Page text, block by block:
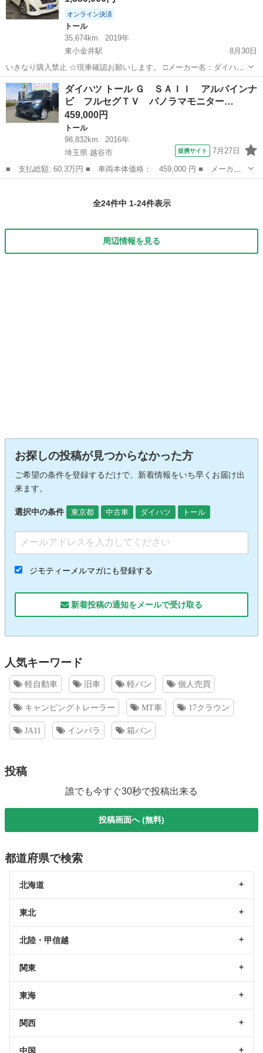
オンライン決済
トール
35,674km
2019年
東小金井駅
8月30日
いきなり購入禁止 ☆現車確認お願いします。 □メーカー名：ダイハツ
□車種名：トール □グレード：カスタムGターボSA3 □年式：H31年式
（R１年） □走行距離：35,674ｋｍ □車検：R8年2月 □...
東京 武蔵野市 東小金井駅
ダイハツ トール Ｇ ＳＡＩＩ アルパインナ
ビ フルセグＴＶ パノラマモニター…
459,000円
トール
98,832km
2016年
埼玉県 越谷市
提携サイト 7月27日
■ 支払総額: 60.3万円 ■ 車両本体価格： 459,000 円 ■ メーカー
名： ダイハツ ■ 車種名： トール ■ グレード名： Ｇ ＳＡＩ
全24件中 1-24件表示
周辺情報を見る
お探しの投稿が見つからなかった方
ご希望の条件を登録するだけで、新着情報をいち早くお届け出
来ます。
選択中の条件 東京都 中古車 ダイハツ トール
ジモティーメルマガにも登録する
新着投稿の通知をメールで受け取る
人気キーワード
軽自動車 旧車 軽バン 個人売買
キャンピングトレーラー MT車 17クラウン
JA11 インパラ 箱バン
投稿
誰でも今すぐ30秒で投稿出来る
投稿画面へ (無料)
都道府県で検索
北海道
東北
北陸・甲信越
関東
東海
関西
中国